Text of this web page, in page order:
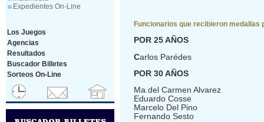
Expedientes On-Line
Los Juegos
Agencias
Resultados
Buscador Billetes
Sorteos On-Line
Funcionarios que recibieron medallas
POR 25 AÑOS
Carlos Parédes
POR 30 AÑOS
Ma.del Carmen Alvarez
Eduardo Cosse
Marcelo Del Pino
Fernando Sesto